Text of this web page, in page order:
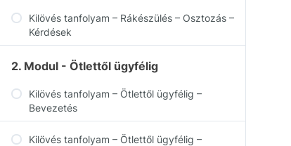
Kilövés tanfolyam – Rákészülés – Osztozás –
Kérdések
2. Modul - Ötlettől ügyfélig
Kilövés tanfolyam – Ötlettől ügyfélig –
Bevezetés
Kilövés tanfolyam – Ötlettől ügyfélig –